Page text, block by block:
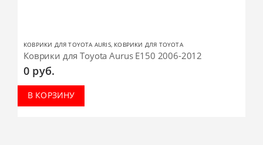
КОВРИКИ ДЛЯ TOYOTA AURIS, КОВРИКИ ДЛЯ TOYOTA
Коврики для Toyota Aurus E150 2006-2012
0 руб.
В КОРЗИНУ